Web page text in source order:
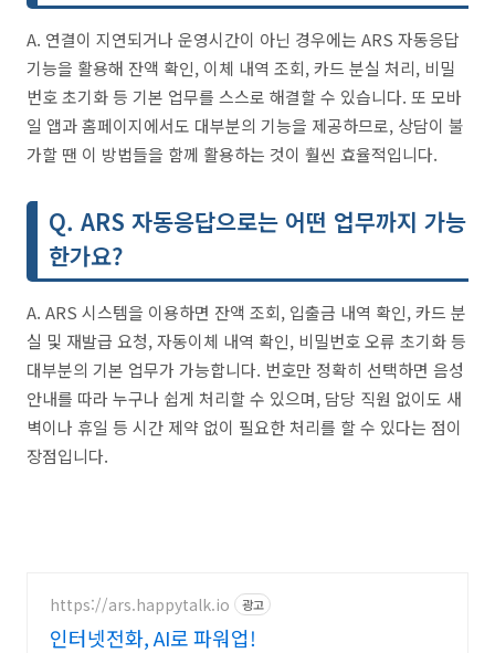
A. 연결이 지연되거나 운영시간이 아닌 경우에는 ARS 자동응답
기능을 활용해 잔액 확인, 이체 내역 조회, 카드 분실 처리, 비밀
번호 초기화 등 기본 업무를 스스로 해결할 수 있습니다. 또 모바
일 앱과 홈페이지에서도 대부분의 기능을 제공하므로, 상담이 불
가할 땐 이 방법들을 함께 활용하는 것이 훨씬 효율적입니다.
Q. ARS 자동응답으로는 어떤 업무까지 가능
한가요?
A. ARS 시스템을 이용하면 잔액 조회, 입출금 내역 확인, 카드 분
실 및 재발급 요청, 자동이체 내역 확인, 비밀번호 오류 초기화 등
대부분의 기본 업무가 가능합니다. 번호만 정확히 선택하면 음성
안내를 따라 누구나 쉽게 처리할 수 있으며, 담당 직원 없이도 새
벽이나 휴일 등 시간 제약 없이 필요한 처리를 할 수 있다는 점이
장점입니다.
https://ars.happytalk.io 광고
인터넷전화, AI로 파워업!